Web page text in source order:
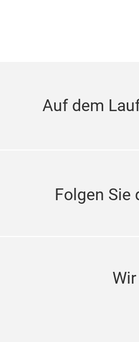
Auf dem
Folgen Sie